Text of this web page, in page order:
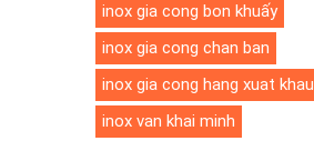
inox gia cong bon khuấy
inox gia cong chan ban
inox gia cong hang xuat khau
inox van khai minh